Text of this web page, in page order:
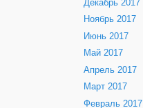
Декабрь 2017
Ноябрь 2017
Июнь 2017
Май 2017
Апрель 2017
Март 2017
Февраль 2017